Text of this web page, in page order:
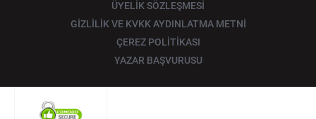
ÜYELİK SÖZLEŞMESİ
GİZLİLİK VE KVKK AYDINLATMA METNİ
ÇEREZ POLİTİKASI
YAZAR BAŞVURUSU